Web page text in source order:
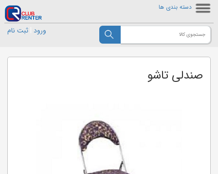
دسته بندی ها
ورود ثبت نام
صندلی تاشو